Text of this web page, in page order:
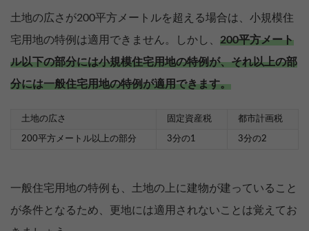
土地の広さが200平方メートルを超える場合は、小規模住
宅用地の特例は適用できません。しかし、 200平方メート
ル以下の部分には小規模住宅用地の特例が、それ以上の部
分には一般住宅用地の特例が適用できます。
土地の広さ 固定資産税 都市計画税
200平方メートル以上の部分 3分の1 3分の2
一般住宅用地の特例も、土地の上に建物が建っていること
が条件となるため、更地には適用されないことは覚えてお